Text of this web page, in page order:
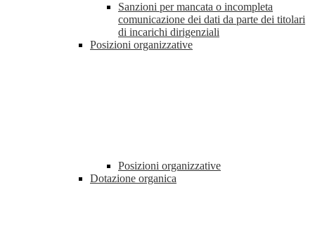
Sanzioni per mancata o incompleta
comunicazione dei dati da parte dei titolari
di incarichi dirigenziali
Posizioni organizzative
Posizioni organizzative
Dotazione organica